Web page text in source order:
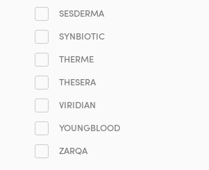
SESDERMA
SYNBIOTIC
THERME
THESERA
VIRIDIAN
YOUNGBLOOD
ZARQA